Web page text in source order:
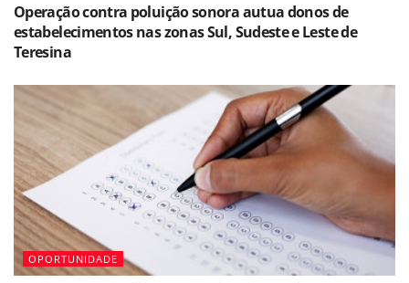
Operação contra poluição sonora autua donos de
estabelecimentos nas zonas Sul, Sudeste e Leste de
Teresina
OPORTUNIDADE